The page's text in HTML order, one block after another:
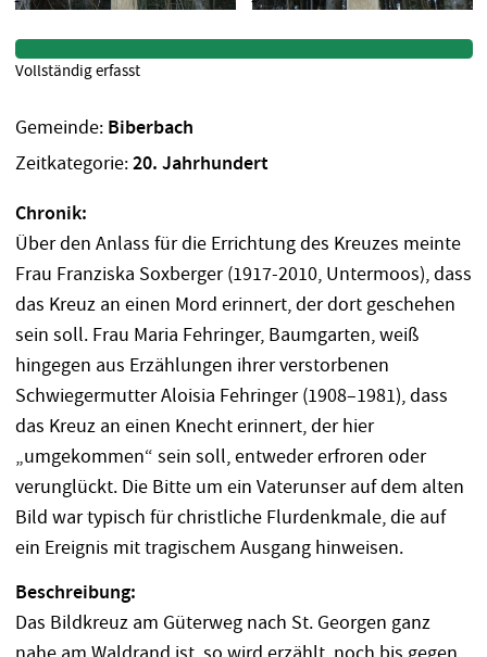
Gemeinde: Biberbach
Zeitkategorie:20. Jahrhundert
Chronik:
Über den Anlass für die Errichtung des Kreuzes meinte
Frau Franziska Soxberger (1917-2010, Untermoos), dass
das Kreuz an einen Mord erinnert, der dort geschehen
sein soll. Frau Maria Fehringer, Baumgarten, weiß
hingegen aus Erzählungen ihrer verstorbenen
Schwiegermutter Aloisia Fehringer (1908–1981), dass
das Kreuz an einen Knecht erinnert, der hier
„umgekommen“ sein soll, entweder erfroren oder
verunglückt. Die Bitte um ein Vaterunser auf dem alten
Bild war typisch für christliche Flurdenkmale, die auf
ein Ereignis mit tragischem Ausgang hinweisen.
Beschreibung:
Das Bildkreuz am Güterweg nach St. Georgen ganz
Vollständig erfasst